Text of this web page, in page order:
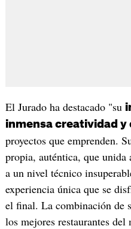
El Jurado ha destacado "su
inmensa creatividad y
proyectos que emprenden.
propia, auténtica, que unida
a un nivel técnico
experiencia única que se
el final. La combinación de
los mejores restaurantes